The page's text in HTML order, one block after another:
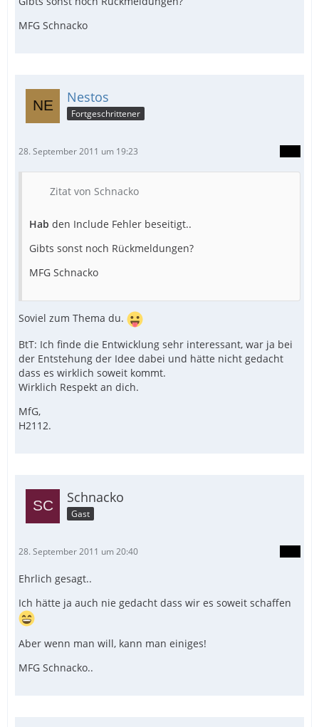
MFG Schnacko
Nestos
Fortgeschrittener
28. September 2011 um 19:23
Zitat von Schnacko
Hab den Include Fehler beseitigt..
Gibts sonst noch Rückmeldungen?
MFG Schnacko
Soviel zum Thema du.
BtT: Ich finde die Entwicklung sehr interessant, war ja bei
der Entstehung der Idee dabei und hätte nicht gedacht
dass es wirklich soweit kommt.
Wirklich Respekt an dich.
MfG,
H2112.
Schnacko
Gast
28. September 2011 um 20:40
Ehrlich gesagt..
Ich hätte ja auch nie gedacht dass wir es soweit schaffen
Aber wenn man will, kann man einiges!
MFG Schnacko..